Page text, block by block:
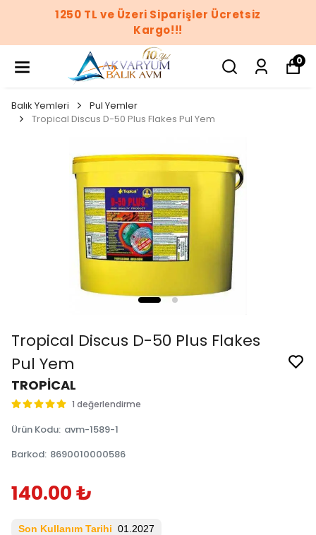
1250 TL ve Üzeri Siparişler Ücretsiz
Kargo!!!
0
Balık Yemleri
Pul Yemler
Tropical Discus D-50 Plus Flakes Pul Yem
Tropical Discus D-50 Plus Flakes
Pul Yem
TROPİCAL
1 değerlendirme
Ürün Kodu: avm-1589-1
Barkod: 8690010000586
140.00 ₺
Son Kullanım Tarihi 01.2027